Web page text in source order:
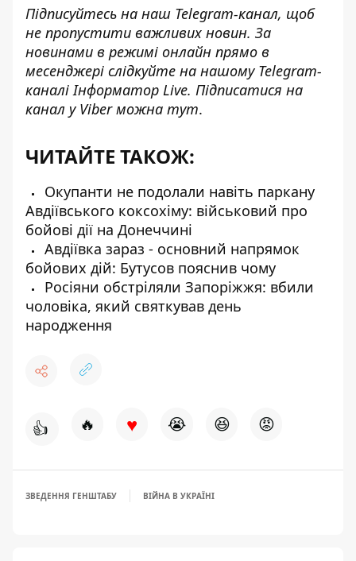
Підписуйтесь на наш Telegram-канал, щоб
не пропустити важливих новин. За
новинами в режимі онлайн прямо в
месенджері слідкуйте на нашому Telegram-
каналіІнформатор Live. Підписатися на
канал у Viber можна тут.
ЧИТАЙТЕ ТАКОЖ:
Окупанти не подолали навіть паркану
Авдіївського коксохіму: військовий про
бойові дії на Донеччині
Авдіївка зараз - основний напрямок
бойових дій: Бутусов пояснив чому
Росіяни обстріляли Запоріжжя: вбили
чоловіка, який святкував день
народження
👍 🔥 ♥ 😭 😆 😡
ЗВЕДЕННЯ ГЕНШТАБУ ВІЙНА В УКРАЇНІ